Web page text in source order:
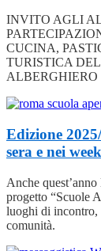
INVITO AGLI
CUCINA,
TURISTICA
ALBERGHIERO
Edizione
sera e nei
Anche
progetto “Scuole
luoghi di incontro,
comunità.